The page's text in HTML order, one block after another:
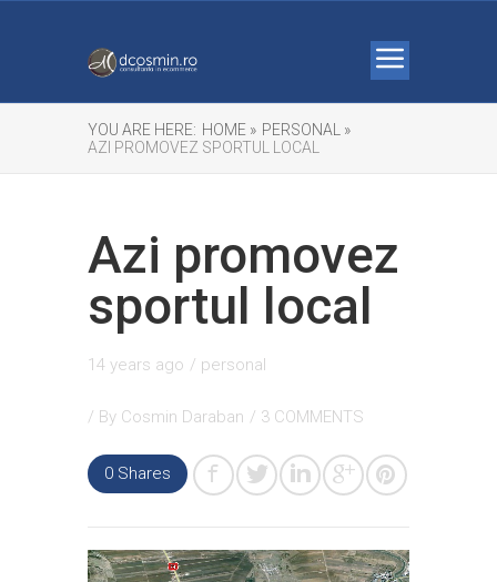
YOU ARE HERE: HOME » PERSONAL »
AZI PROMOVEZ SPORTUL LOCAL
Azi promovez
sportul local
14 years ago / personal
/ By Cosmin Daraban / 3 COMMENTS
0 Shares